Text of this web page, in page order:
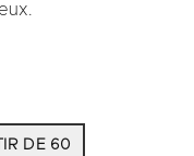
DE 60